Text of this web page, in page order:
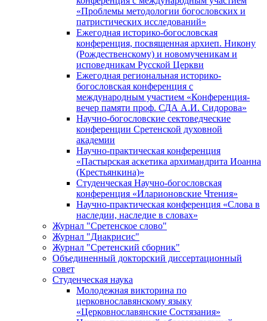
«Проблемы методологии богословских и
патристических исследований»
Ежегодная историко-богословская
конференция, посвященная архиеп. Никону
(Рождественскому) и новомученикам и
исповедникам Русской Церкви
Ежегодная региональная историко-
богословская конференция с
международным участием «Конференция-
вечер памяти проф. СДА А.И. Сидорова»
Научно-богословские сектоведческие
конференции Сретенской духовной
академии
Научно-практическая конференция
«Пастырская аскетика архимандрита Иоанна
(Крестьянкина)»
Студенческая Научно-богословская
конференция «Иларионовские Чтения»
Научно-практическая конференция «Cлова в
наследии, наследие в словах»
Журнал "Сретенское слово"
Журнал "Диакрисис"
Журнал "Сретенский сборник"
Объединенный докторский диссертационный
совет
Студенческая наука
Молодежная викторина по
церковнославянскому языку
«Церковнославянские Состязания»